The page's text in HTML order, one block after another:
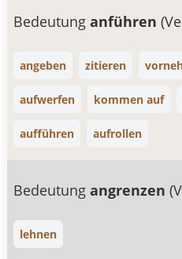
Bedeutunganführen
angeben zitieren
aufwerfen kommen auf
aufführen aufrollen
Bedeutungangrenzen
lehnen